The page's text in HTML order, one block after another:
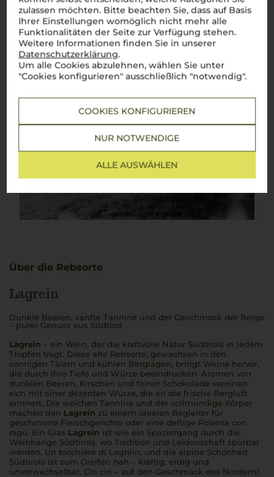
zulassen möchten. Bitte beachten Sie, dass auf Basis
Ihrer Einstellungen womöglich nicht mehr alle
Funktionalitäten der Seite zur Verfügung stehen.
Weitere Informationen finden Sie in unserer
Datenschutzerklärung.
Um alle Cookies abzulehnen, wählen Sie unter
"Cookies konfigurieren" ausschließlich "notwendig".
COOKIES KONFIGURIEREN
NUR NOTWENDIGE
ALLE AUSWÄHLEN
Über die Rebsorte
Lagrein
Dunkle Beeren, sanfte Tannine und der Geschmack der Berge
– purer Genuss aus Südtirol
Lagrein – ein Wein, der die kraftvolle Natur Südtirols in jedem
Tropfen trägt. Diese alte Rebsorte, gewachsen in den
sonnigen Tälern und kühlen Berglagen, bringt Weine hervor,
die durch ihre Tiefe und Würze beeindrucken. Aromen von
dunklen Beeren, Kirschen und feiner Schokolade vereinen
sich mit einer dezenten Würze, die an die frische Bergluft
erinnert. Die weichen Tannine und der vollmundige Körper
machen den Lagrein zu einem idealen Begleiter für
geschmorte Fleischgerichte oder eine deftige Polenta con
ragù. Ein Glas Lagrein ist wie ein Spaziergang durch die
Weinhänge Südtirols, wo Tradition und Leidenschaft spürbar
werden. Un bicchiere di Lagrein, und die alpine Schönheit
Südtirols ist zum Greifen nah – kräftig, erdig und
unverwechselbar. Cin cin – auf den Geschmack des Nordens!